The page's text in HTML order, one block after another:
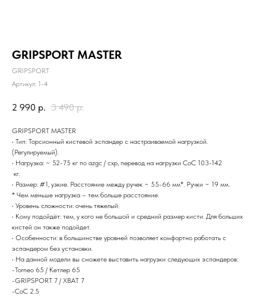
GRIPSPORT MASTER
GRIPSPORT
Артикул: 1-4
2 990 р. 3 490 р.
GRIPSPORT MASTER
• Тип: Торсионный кистевой эспандер с настраиваемой нагрузкой.
(Регулируемый).
• Нагрузка: ~ 52-75 кг по azgc / схр, перевод на нагрузки CoC 103-142
кг.
• Размер: #1, узкие. Расстояние между ручек ~ 55-66 мм*. Ручки ~ 19 мм.
* Чем меньше нагрузка – тем больше расстояние.
• Уровень сложности: очень тяжелый.
• Кому подойдёт: тем, у кого не большой и средний размер кисти. Для больших
кистей он также подойдет.
• Особенности: в большинстве уровней позволяет комфортно работать с
эспандером без установки.
• На данной модели вы сможете выставить нагрузки следующих эспандеров:
-Torneo 65 / Кетлер 65
-GRIPSPORT 7 / ХВАТ 7
-CoC 2.5